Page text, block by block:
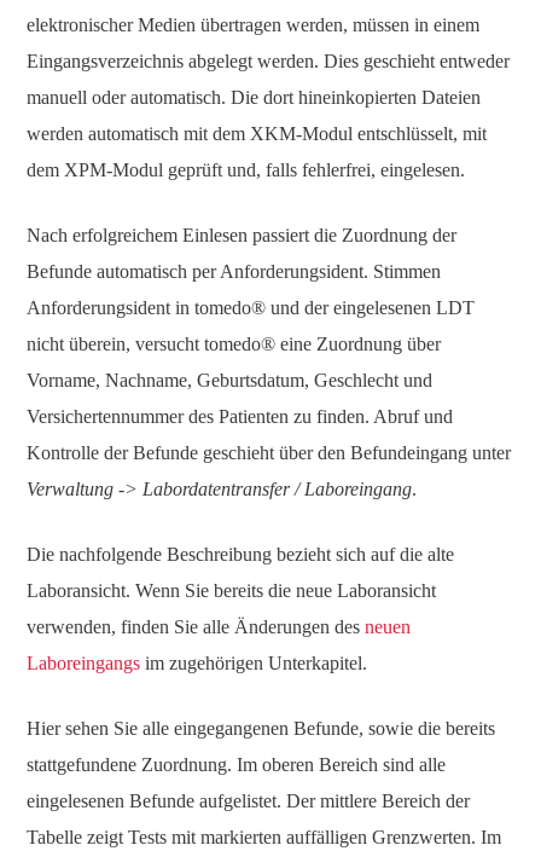
elektronischer Medien übertragen werden, müssen in einem
Eingangsverzeichnis abgelegt werden. Dies geschieht entweder
manuell oder automatisch. Die dort hineinkopierten Dateien
werden automatisch mit dem XKM-Modul entschlüsselt, mit
dem XPM-Modul geprüft und, falls fehlerfrei, eingelesen.
Nach erfolgreichem Einlesen passiert die Zuordnung der
Befunde automatisch per Anforderungsident. Stimmen
Anforderungsident in tomedo® und der eingelesenen LDT
nicht überein, versucht tomedo® eine Zuordnung über
Vorname, Nachname, Geburtsdatum, Geschlecht und
Versichertennummer des Patienten zu finden. Abruf und
Kontrolle der Befunde geschieht über den Befundeingang unter
Verwaltung -> Labordatentransfer / Laboreingang.
Die nachfolgende Beschreibung bezieht sich auf die alte
Laboransicht. Wenn Sie bereits die neue Laboransicht
verwenden, finden Sie alle Änderungen des neuen
Laboreingangs im zugehörigen Unterkapitel.
Hier sehen Sie alle eingegangenen Befunde, sowie die bereits
stattgefundene Zuordnung. Im oberen Bereich sind alle
eingelesenen Befunde aufgelistet. Der mittlere Bereich der
Tabelle zeigt Tests mit markierten auffälligen Grenzwerten. Im